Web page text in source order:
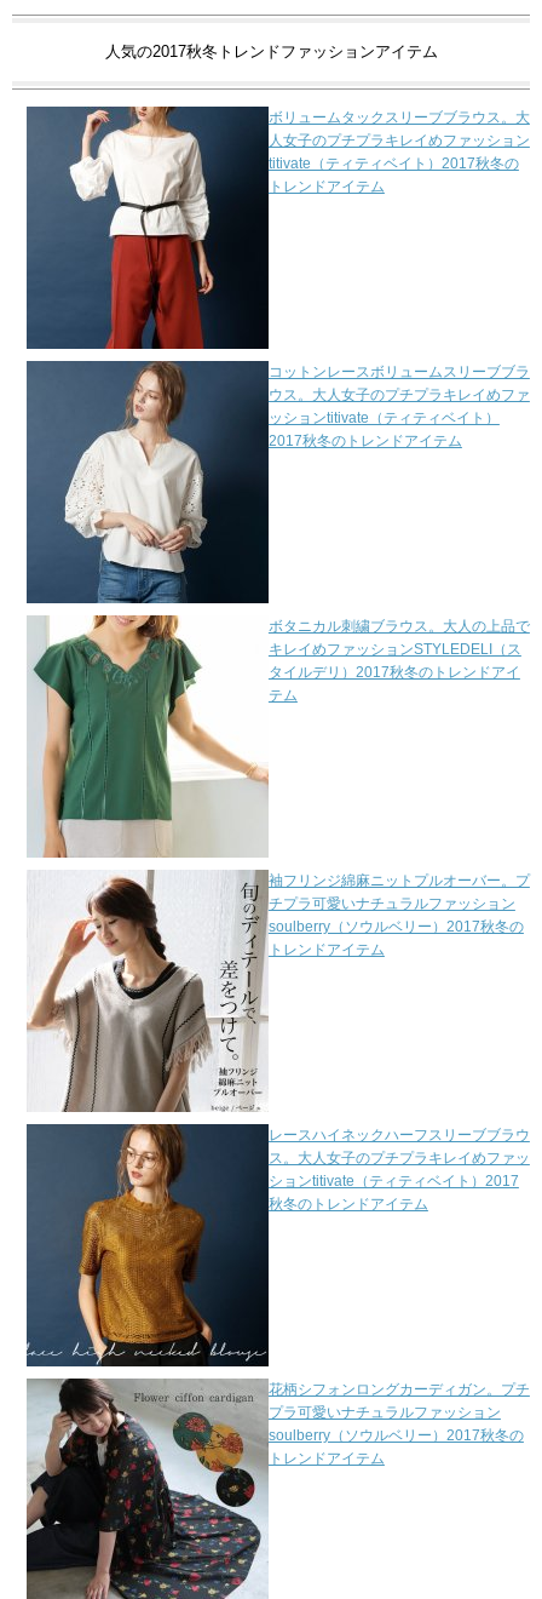
人気の2017秋冬トレンドファッションアイテム
ボリュームタックスリーブブラウス。大
人女子のプチプラキレイめファッション
titivate（ティティベイト）2017秋冬の
トレンドアイテム
コットンレースボリュームスリーブブラ
ウス。大人女子のプチプラキレイめファ
ッションtitivate（ティティベイト）
2017秋冬のトレンドアイテム
ボタニカル刺繍ブラウス。大人の上品で
キレイめファッションSTYLEDELI（ス
タイルデリ）2017秋冬のトレンドアイ
テム
袖フリンジ綿麻ニットプルオーバー。プ
チプラ可愛いナチュラルファッション
soulberry（ソウルベリー）2017秋冬の
トレンドアイテム
レースハイネックハーフスリーブブラウ
ス。大人女子のプチプラキレイめファッ
ションtitivate（ティティベイト）2017
秋冬のトレンドアイテム
花柄シフォンロングカーディガン。プチ
プラ可愛いナチュラルファッション
soulberry（ソウルベリー）2017秋冬の
トレンドアイテム